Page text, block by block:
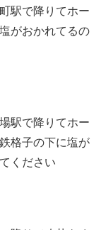
駅で降りてホー
がおかれてるの
駅で降りてホー
格子の下に塩が
ください